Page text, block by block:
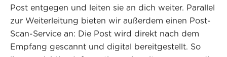
Post entgegen und leiten sie an dich weiter. Parallel
zur Weiterleitung bieten wir außerdem einen Post-
Scan-Service an: Die Post wird direkt nach dem
Empfang gescannt und digital bereitgestellt. So